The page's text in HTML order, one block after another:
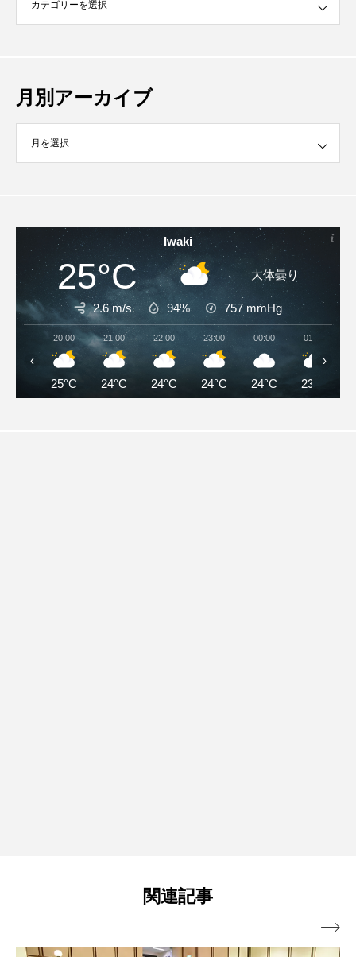
月別アーカイブ
Iwaki
25°C 大体曇り
2.6 m/s 94% 757 mmHg
20:00
25°C
21:00
24°C
22:00
24°C
23:00
24°C
00:00
24°C
01:00
23°C
‹ ›
関連記事
